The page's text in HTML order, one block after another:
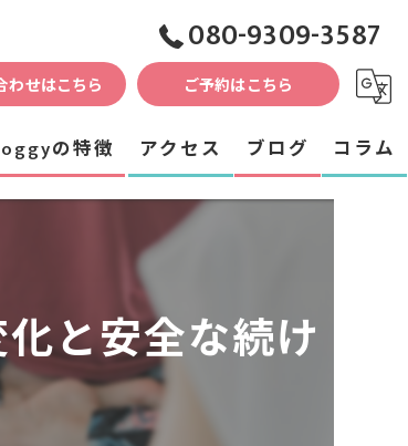
080-9309-3587
わせはこちら ご予約はこちら
の特徴 アクセス ブログ コラム
と安全な続け